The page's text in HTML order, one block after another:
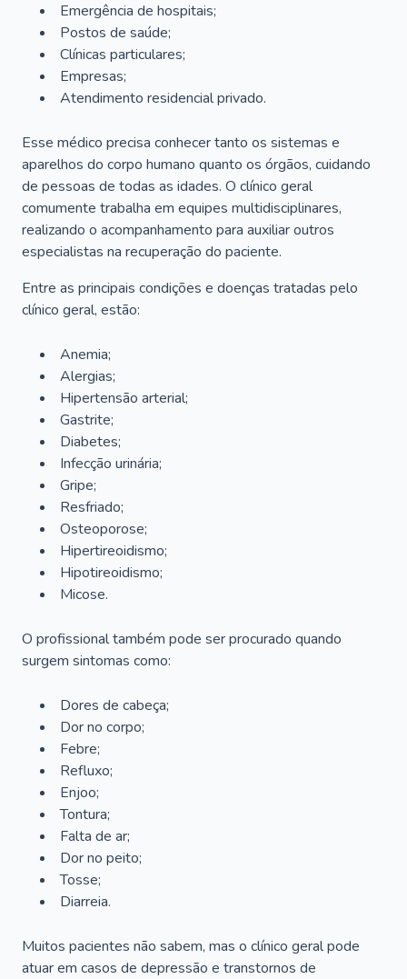
Emergência de hospitais;
Postos de saúde;
Clínicas particulares;
Empresas;
Atendimento residencial privado.
Esse médico precisa conhecer tanto os sistemas e
aparelhos do corpo humano quanto os órgãos, cuidando
de pessoas de todas as idades. O clínico geral
comumente trabalha em equipes multidisciplinares,
realizando o acompanhamento para auxiliar outros
especialistas na recuperação do paciente.
Entre as principais condições e doenças tratadas pelo
clínico geral, estão:
Anemia;
Alergias;
Hipertensão arterial;
Gastrite;
Diabetes;
Infecção urinária;
Gripe;
Resfriado;
Osteoporose;
Hipertireoidismo;
Hipotireoidismo;
Micose.
O profissional também pode ser procurado quando
surgem sintomas como:
Dores de cabeça;
Dor no corpo;
Febre;
Refluxo;
Enjoo;
Tontura;
Falta de ar;
Dor no peito;
Tosse;
Diarreia.
Muitos pacientes não sabem, mas o clínico geral pode
atuar em casos de depressão e transtornos de